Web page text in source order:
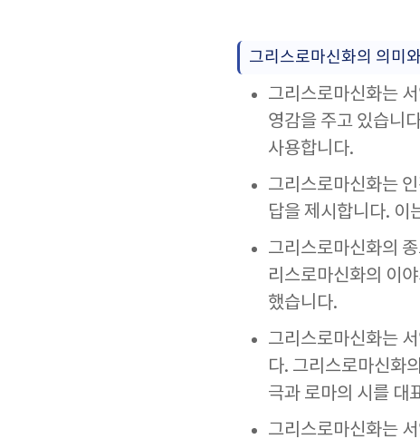
그리스로마신화의 의미
그리스로마신화는
영감을 주고 있습니
사용합니다.
그리스로마신화는
답을 제시합니다. 이
그리스로마신화의
리스로마신화의 이
했습니다.
그리스로마신화는
다. 그리스로마신화
극과 로마의 시를 대
그리스로마신화는